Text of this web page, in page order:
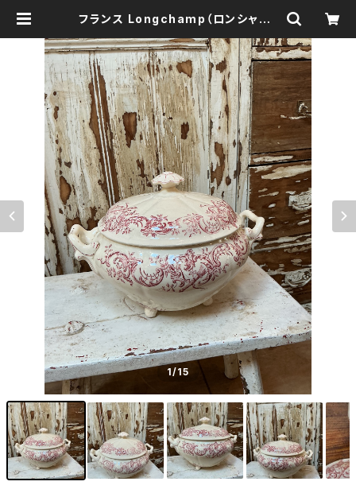
フランス Longchamp（ロンシャン）
ンテージ 赤絵 | 森の鍛冶屋 Forest
IW
1/15